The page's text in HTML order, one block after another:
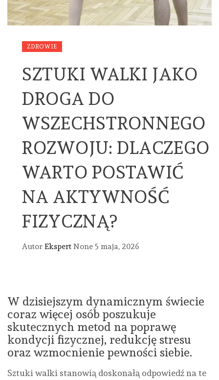
ZDROWIE
SZTUKI WALKI JAKO
DROGA DO
WSZECHSTRONNEGO
ROZWOJU: DLACZEGO
WARTO POSTAWIĆ
NA AKTYWNOŚĆ
FIZYCZNĄ?
Autor Ekspert None 5 maja, 2026
W dzisiejszym dynamicznym świecie
coraz więcej osób poszukuje
skutecznych metod na poprawę
kondycji fizycznej, redukcję stresu
oraz wzmocnienie pewności siebie.
Sztuki walki stanowią doskonałą odpowiedź na te